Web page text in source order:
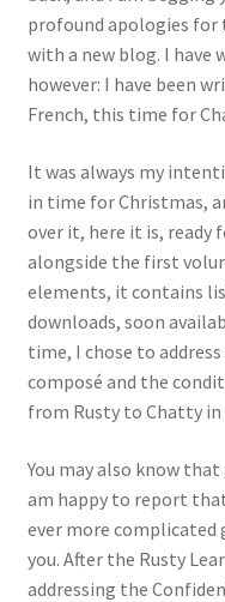
Events
Locations
Private
profound apologies for
with a new blog. I have
however: I have been
French, this time for
It was always my
in time for Christmas,
over it, here it is, ready
alongside the first
elements, it contains
downloads, soon
time, I chose to
composé and the
from Rusty to Chatty
You may also know
am happy to report
ever more complicated
you. After the Rusty
addressing the